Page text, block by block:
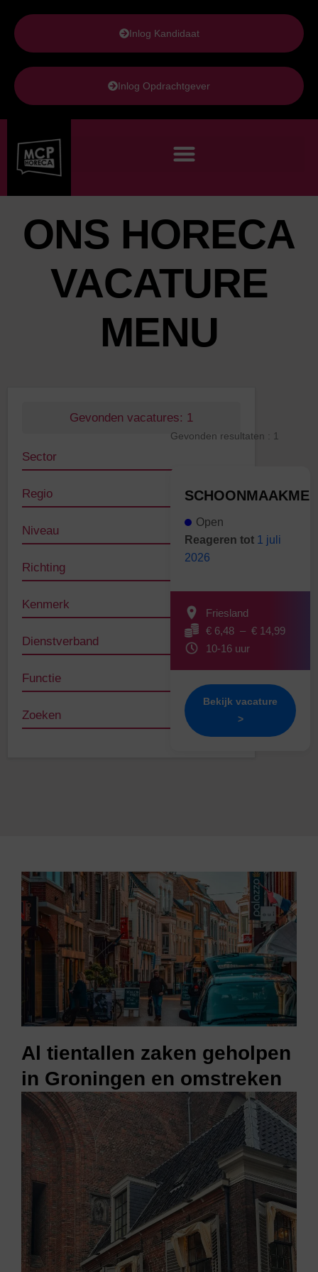
inhoud
Inlog Kandidaat
Inlog Opdrachtgever
ONS HORECA
VACATURE
MENU
Gevonden vacatures: 1
Sector
Regio
Niveau
Richting
Kenmerk
Dienstverband
Functie
Zoeken
Gevonden resultaten : 1
Open
Reageren tot 1 juli
2026
Friesland
€ 6,48 – € 14,99
10-16 uur
Bekijk vacature
>
Al tientallen zaken geholpen
in Groningen en omstreken